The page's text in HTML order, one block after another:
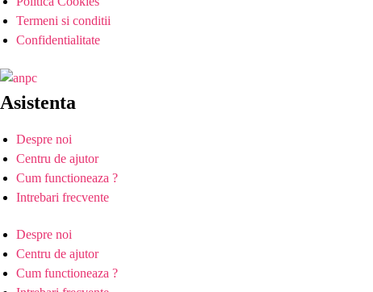
Termeni si conditii
Confidentialitate
Asistenta
Despre noi
Centru de ajutor
Cum functioneaza ?
Intrebari frecvente
Despre noi
Centru de ajutor
Cum functioneaza ?